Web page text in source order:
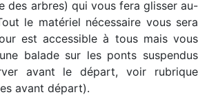
des arbres) qui vous fera glisser au-
le matériel nécessaire vous sera
est accessible à tous mais vous
balade sur les ponts suspendus
avant le départ, voir rubrique
avant départ).